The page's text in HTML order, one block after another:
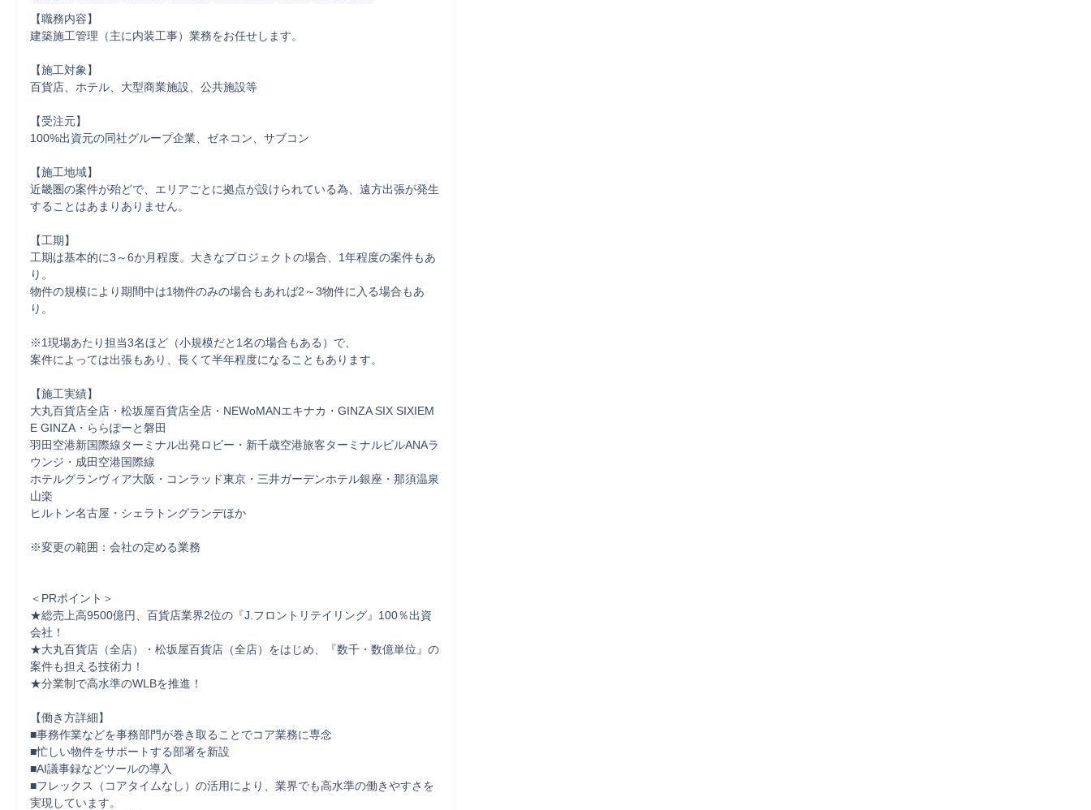
【職務内容】
建築施工管理（主に内装工事）業務をお任せします。
【施工対象】
百貨店、ホテル、大型商業施設、公共施設等
【受注元】
100%出資元の同社グループ企業、ゼネコン、サブコン
【施工地域】
近畿圏の案件が殆どで、エリアごとに拠点が設けられている為、遠方出張が発生
することはあまりありません。
【工期】
工期は基本的に3～6か月程度。大きなプロジェクトの場合、1年程度の案件もあ
り。
物件の規模により期間中は1物件のみの場合もあれば2～3物件に入る場合もあ
り。
※1現場あたり担当3名ほど（小規模だと1名の場合もある）で、
案件によっては出張もあり、長くて半年程度になることもあります。
【施工実績】
大丸百貨店全店・松坂屋百貨店全店・NEWoMANエキナカ・GINZA SIX SIXIEM
E GINZA・ららぽーと磐田
羽田空港新国際線ターミナル出発ロビー・新千歳空港旅客ターミナルビルANAラ
ウンジ・成田空港国際線
ホテルグランヴィア大阪・コンラッド東京・三井ガーデンホテル銀座・那須温泉
山楽
ヒルトン名古屋・シェラトングランデほか
※変更の範囲：会社の定める業務
＜PRポイント＞
★総売上高9500億円、百貨店業界2位の『J.フロントリテイリング』100％出資
会社！
★大丸百貨店（全店）・松坂屋百貨店（全店）をはじめ、『数千・数億単位』の
案件も担える技術力！
★分業制で高水準のWLBを推進！
【働き方詳細】
■事務作業などを事務部門が巻き取ることでコア業務に専念
■忙しい物件をサポートする部署を新設
■AI議事録などツールの導入
■フレックス（コアタイムなし）の活用により、業界でも高水準の働きやすさを
実現しています。